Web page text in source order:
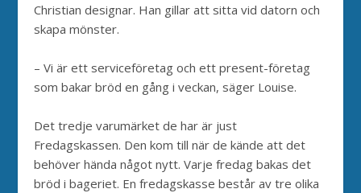
Christian designar. Han gillar att sitta vid datorn och
skapa mönster.
– Vi är ett serviceföretag och ett present-företag
som bakar bröd en gång i veckan, säger Louise.
Det tredje varumärket de har är just
Fredagskassen. Den kom till när de kände att det
behöver hända något nytt. Varje fredag bakas det
bröd i bageriet. En fredagskasse består av tre olika